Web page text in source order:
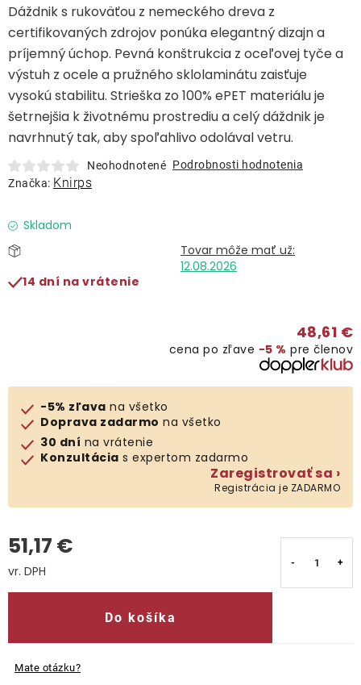
Lehátka
Doplnky
Dáždniky
Dáždnik s rukoväťou z nemeckého dreva z
certifikovaných zdrojov ponúka elegantný dizajn a
príjemný úchop. Pevná konštrukcia z oceľovej tyče a
výstuh z ocele a pružného sklolaminátu zaisťuje
vysokú stabilitu. Strieška zo 100% ePET materiálu je
šetrnejšia k životnému prostrediu a celý dáždnik je
navrhnutý tak, aby spoľahlivo odolával vetru.
Neohodnotené Podrobnosti hodnotenia
Značka: Knirps
Skladom
12.08.2026
14 dní na vrátenie
48,61 €
cena po zľave −5 % pre členov
-5% zľava na všetko
Doprava zadarmo na všetko
30 dní na vrátenie
Konzultácia s expertom zadarmo
Zaregistrovať sa ›
Registrácia je ZADARMO
51,17 €
Do košíka
Mate otázku?